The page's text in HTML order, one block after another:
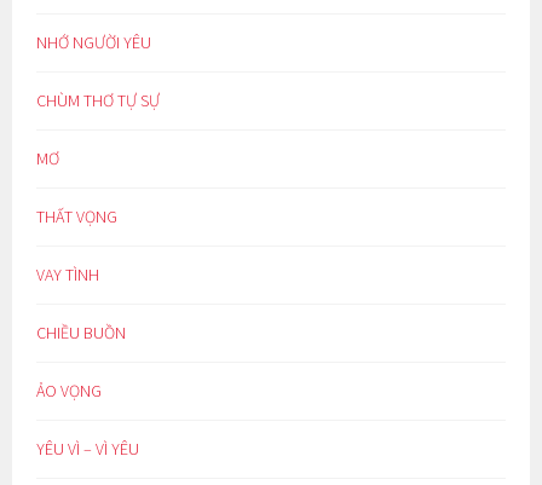
NHỚ NGƯỜI YÊU
CHÙM THƠ TỰ SỰ
MƠ
THẤT VỌNG
VAY TÌNH
CHIỀU BUỒN
ẢO VỌNG
YÊU VÌ – VÌ YÊU